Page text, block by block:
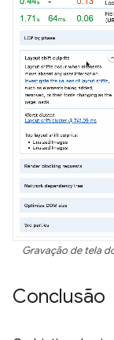
Gravação de tela
Conclusão